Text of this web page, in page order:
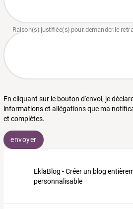
En cliquant sur le bouton d'envoi, je
informations et allégations que ma
et complètes.
envoyer
EklaBlog - Créer un blog
personnalisable